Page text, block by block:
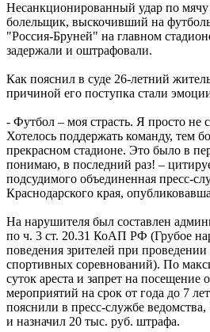
Несанкционированный удар по мячу
болельщик, выскочивший на
"Россия-Бруней" на главном
задержали и оштрафовали.
Как пояснил в суде 26-летний
причиной его поступка стали
- Футбол – моя страсть. Я просто не
Хотелось поддержать команду, тем
прекрасном стадионе. Это было в
понимаю, в последний раз! –
подсудимого объединенная пресс-
Краснодарского края,
На нарушителя был составлен
по ч. 3 ст. 20.31 КоАП РФ (Грубое
поведения зрителей при
спортивных соревнований). По
суток ареста и запрет на
мероприятий на срок от года до 7
пояснили в пресс-службе
и назначил 20 тыс. руб. штрафа.